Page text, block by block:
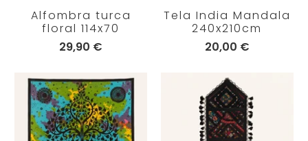
Alfombra turca
floral 114x70
29,90 €
Tela India Mandala
240x210cm
20,00 €